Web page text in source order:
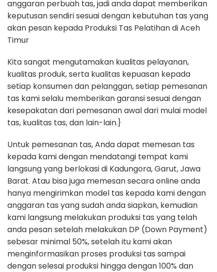
anggaran perbuah tas, jadi anda dapat memberikan
keputusan sendiri sesuai dengan kebutuhan tas yang
akan pesan kepada Produksi Tas Pelatihan di Aceh
Timur
Kita sangat mengutamakan kualitas pelayanan,
kualitas produk, serta kualitas kepuasan kepada
setiap konsumen dan pelanggan, setiap pemesanan
tas kami selalu memberikan garansi sesuai dengan
kesepakatan dari pemesanan awal dari mulai model
tas, kualitas tas, dan lain-lain.}
Untuk pemesanan tas, Anda dapat memesan tas
kepada kami dengan mendatangi tempat kami
langsung yang berlokasi di Kadungora, Garut, Jawa
Barat. Atau bisa juga memesan secara online anda
hanya mengirimkan model tas kepada kami dengan
anggaran tas yang sudah anda siapkan, kemudian
kami langsung melakukan produksi tas yang telah
anda pesan setelah melakukan DP (Down Payment)
sebesar minimal 50%, setelah itu kami akan
menginformasikan proses produksi tas sampai
dengan selesai produksi hingga dengan 100% dan